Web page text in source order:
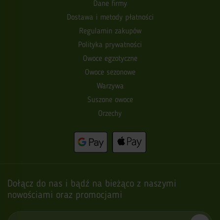
Dane firmy
Dostawa i metody płatności
Regulamin zakupów
Polityka prywatności
Owoce egzotyczne
Owoce sezonowe
Warzywa
Suszone owoce
Orzechy
Dołącz do nas i bądź na bieżąco z naszymi
nowościami oraz promocjami